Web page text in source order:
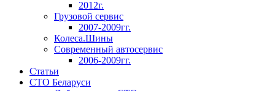
2012г.
Грузовой сервис
2007-2009гг.
Колеса.Шины
Современный автосервис
2006-2009гг.
Статьи
СТО Беларуси